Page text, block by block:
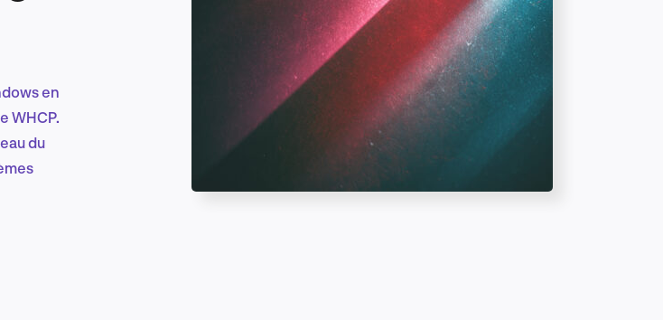
et conception produit
en
WHCP.
du